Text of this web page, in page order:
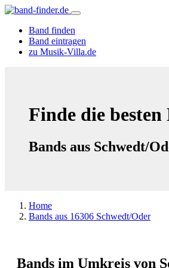
Band finden
Band eintragen
zu Musik-Villa.de
Finde die
Bands aus Schwedt/
Home
Bands aus 16306 Schwedt/Oder
Bands im Umkreis von